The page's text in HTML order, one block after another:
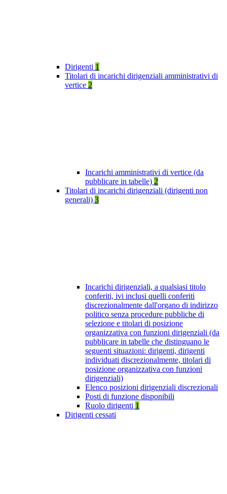
Dirigenti 1
Titolari di incarichi dirigenziali amministrativi di
vertice 2
Incarichi amministrativi di vertice (da
pubblicare in tabelle) 2
Titolari di incarichi dirigenziali (dirigenti non
generali) 3
Incarichi dirigenziali, a qualsiasi titolo
conferiti, ivi inclusi quelli conferiti
discrezionalmente dall'organo di indirizzo
politico senza procedure pubbliche di
selezione e titolari di posizione
organizzativa con funzioni dirigenziali (da
pubblicare in tabelle che distinguano le
seguenti situazioni: dirigenti, dirigenti
individuati discrezionalmente, titolari di
posizione organizzativa con funzioni
dirigenziali)
Elenco posizioni dirigenziali discrezionali
Posti di funzione disponibili
Ruolo dirigenti 1
Dirigenti cessati